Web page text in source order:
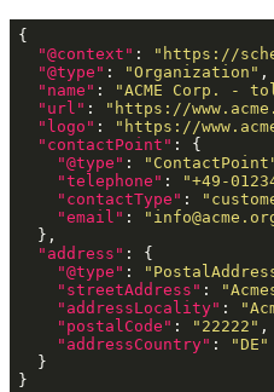
{
"@context" : "https://
"@type" : "Organization" ,
"name" : "ACME Corp. -
"url" : "https://
"logo" : "https://
"contactPoint" : {
"@type" :
"telephone" : "+49-
"contactType" :
"email" :
  },
"address" : {
"@type" :
"streetAddress" :
"addressLocality" :
"postalCode" : "22222" ,
"addressCountry" :
"DE"
  }
}